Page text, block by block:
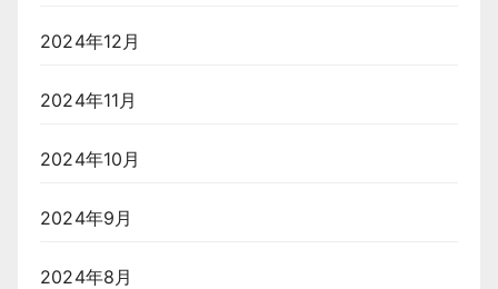
2024年12月
2024年11月
2024年10月
2024年9月
2024年8月